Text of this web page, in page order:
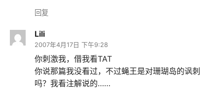
回复
Lili
2007年4月17日 下午9:28
你刺激我，借我看TAT
你说那篇我没看过，不过蝇王是对珊瑚岛的讽刺
吗？我看注解说的……